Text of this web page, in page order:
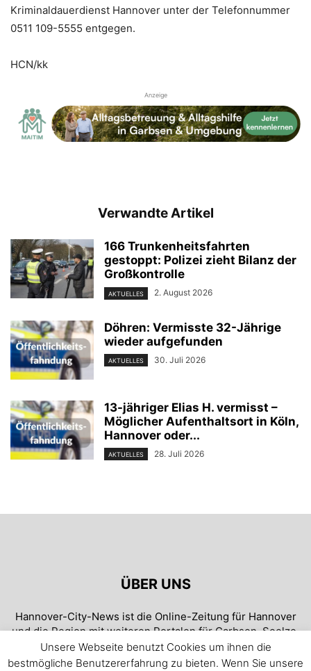
Kriminaldauerdienst Hannover unter der Telefonnummer
0511 109-5555 entgegen.
HCN/kk
Anzeige
Verwandte Artikel
166 Trunkenheitsfahrten
gestoppt: Polizei zieht Bilanz der
Großkontrolle
AKTUELLES 2. August 2026
Döhren: Vermisste 32-Jährige
wieder aufgefunden
AKTUELLES 30. Juli 2026
13-jähriger Elias H. vermisst –
Möglicher Aufenthaltsort in Köln,
Hannover oder...
AKTUELLES 28. Juli 2026
ÜBER UNS
Hannover-City-News ist die Online-Zeitung für Hannover
und die Region mit weiteren Portalen für Garbsen, Seelze,
Neustadt und Wunstorf. Täglich aktuell und blitzschnell!
Unsere Webseite benutzt Cookies um ihnen die
bestmögliche Benutzererfahrung zu bieten. Wenn Sie unsere